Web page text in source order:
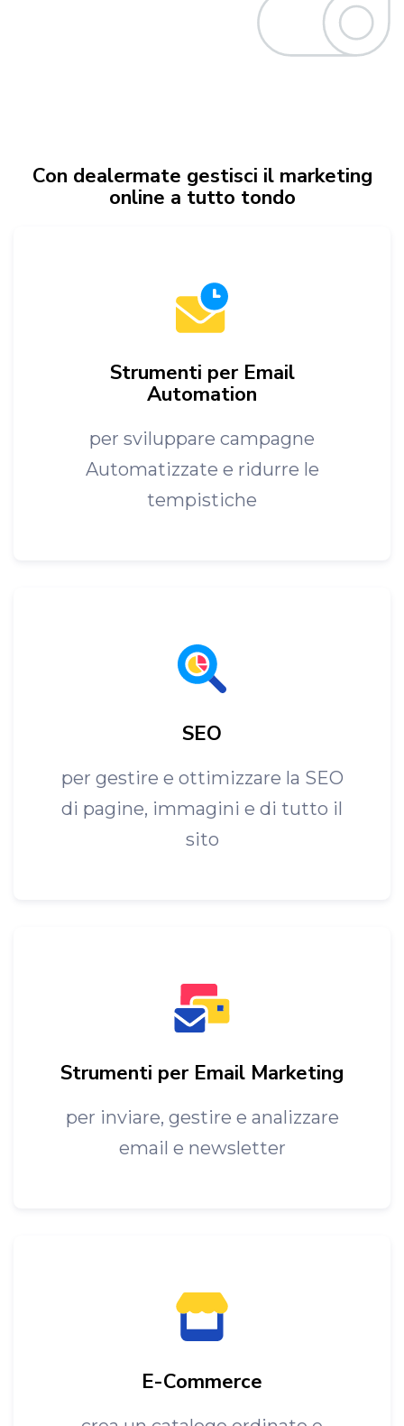
Con dealermate gestisci il marketing
online a tutto tondo
Strumenti per Email
Automation
per sviluppare campagne
Automatizzate e ridurre le
tempistiche
SEO
per gestire e ottimizzare la SEO
di pagine, immagini e di tutto il
sito
Strumenti per Email Marketing
per inviare, gestire e analizzare
email e newsletter
E-Commerce